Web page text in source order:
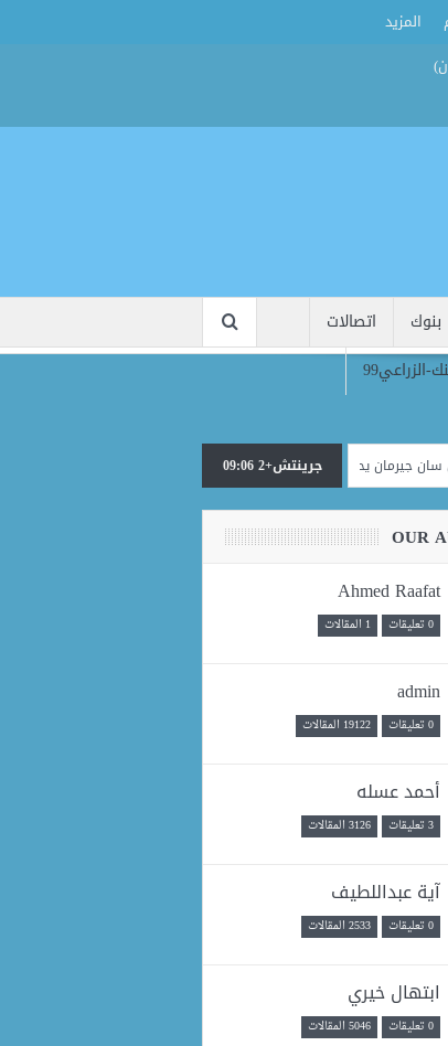
المزيد
بنوك
اتصالات
الزراعي99
يحسم صفقة أكليوش بعقد طويل الأمد بعد اجتياز الكشف الطبي
جرينتش+2 09:06
OUR
Ahmed Raafat
0 تعليقات 1 المقالات
admin
0 تعليقات 19122 المقالات
أحمد عسله
3 تعليقات 3126 المقالات
آية عبداللطيف
0 تعليقات 2533 المقالات
ابتهال خيري
0 تعليقات 5046 المقالات